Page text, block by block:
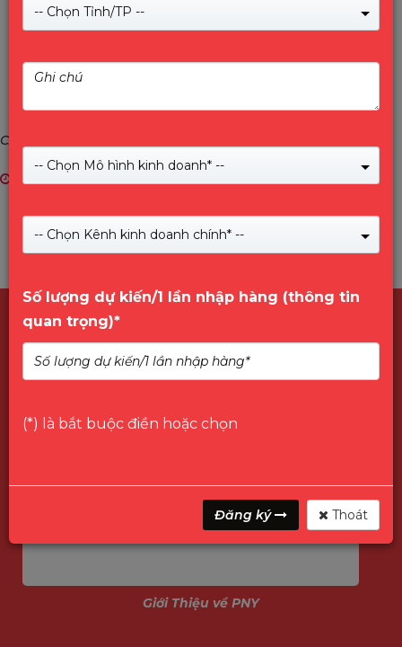
CÁC CÂU HỎI THƯỜNG GẶP
25/12/2017
Giới Thiệu về PNY
-- Chọn Tỉnh/TP --
-- Chọn Mô hình kinh doanh* --
-- Chọn Kênh kinh doanh chính* --
Số lượng dự kiến/1 lần nhập hàng (thông tin
quan trọng)*
(*) là bắt buộc điền hoặc chọn
Đăng ký Thoát